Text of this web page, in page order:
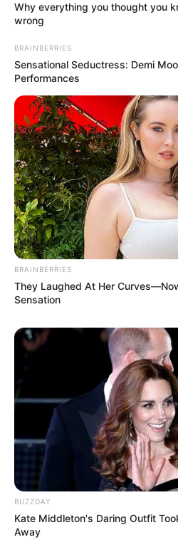
Why everything you thought you
wrong
BRAINBERRIES
Sensational Seductress: Demi
Performances
BRAINBERRIES
They Laughed At Her
Sensation
BUZZDAY
Kate Middleton's Daring Outfit
Away